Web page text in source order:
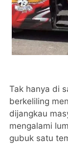
Tak hanya di
berkeliling
dijangkau
mengalami
gubuk satu